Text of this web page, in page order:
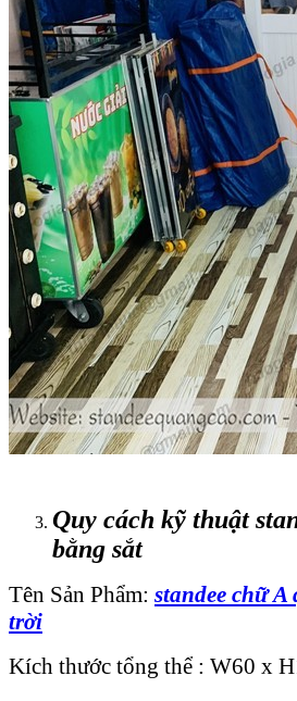
Quy cách kỹ thuật
bằng sắt
Tên Sản Phẩm: standee chữ
trời
Kích thước tổng thể : W60 x